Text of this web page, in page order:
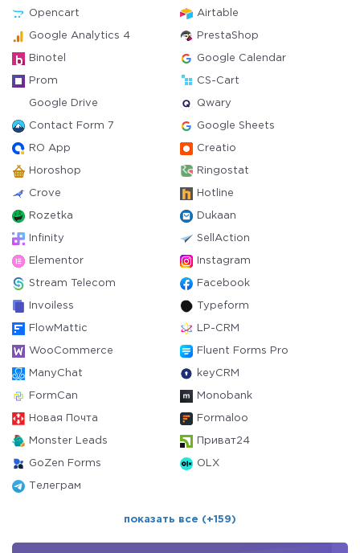
Opencart Airtable
Google Analytics 4 PrestaShop
Binotel Google Calendar
Prom CS-Cart
Google Drive Qwary
Contact Form 7 Google Sheets
RO App Creatio
Horoshop Ringostat
Crove Hotline
Rozetka Dukaan
Infinity SellAction
Elementor Instagram
Stream Telecom Facebook
Invoiless Typeform
FlowMattic LP-CRM
WooCommerce Fluent Forms Pro
ManyChat keyCRM
FormCan Monobank
Новая Почта Formaloo
Monster Leads Приват24
GoZen Forms OLX
Телеграм
показать все (+159)